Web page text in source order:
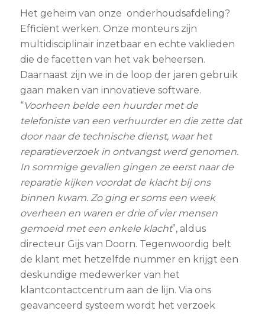
Het geheim van onze onderhoudsafdeling?
Efficiënt werken. Onze monteurs zijn
multidisciplinair inzetbaar en echte vaklieden
die de facetten van het vak beheersen.
Daarnaast zijn we in de loop der jaren gebruik
gaan maken van innovatieve software.
“Voorheen belde een huurder met de
telefoniste van een verhuurder en die zette dat
door naar de technische dienst, waar het
reparatieverzoek in ontvangst werd genomen.
In sommige gevallen gingen ze eerst naar de
reparatie kijken voordat de klacht bij ons
binnen kwam. Zo ging er soms een week
overheen en waren er drie of vier mensen
gemoeid met een enkele klacht”, aldus
directeur Gijs van Doorn. Tegenwoordig belt
de klant met hetzelfde nummer en krijgt een
deskundige medewerker van het
klantcontactcentrum aan de lijn. Via ons
geavanceerd systeem wordt het verzoek